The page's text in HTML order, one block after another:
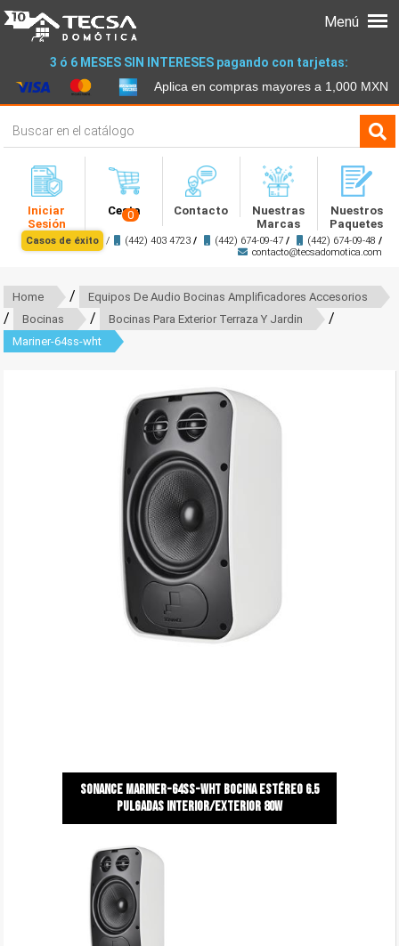
3 ó 6 MESES SIN INTERESES pagando con tarjetas:
Aplica en compras mayores a 1,000 MXN
Iniciar
Sesión
Cesta
0 Contacto
Nuestras
Marcas
Nuestros
Paquetes
Casos de éxito / (442) 403 4723 / (442) 674-09-47 / (442) 674-09-48 /
contacto@tecsadomotica.com
Menú
Home / Equipos De Audio Bocinas Amplificadores Accesorios
/ Bocinas / Bocinas Para Exterior Terraza Y Jardin /
Mariner-64ss-wht
Sonance mariner-64ss-Wht bocina estéreo 6.5
pulgadas interior/exterior 80w